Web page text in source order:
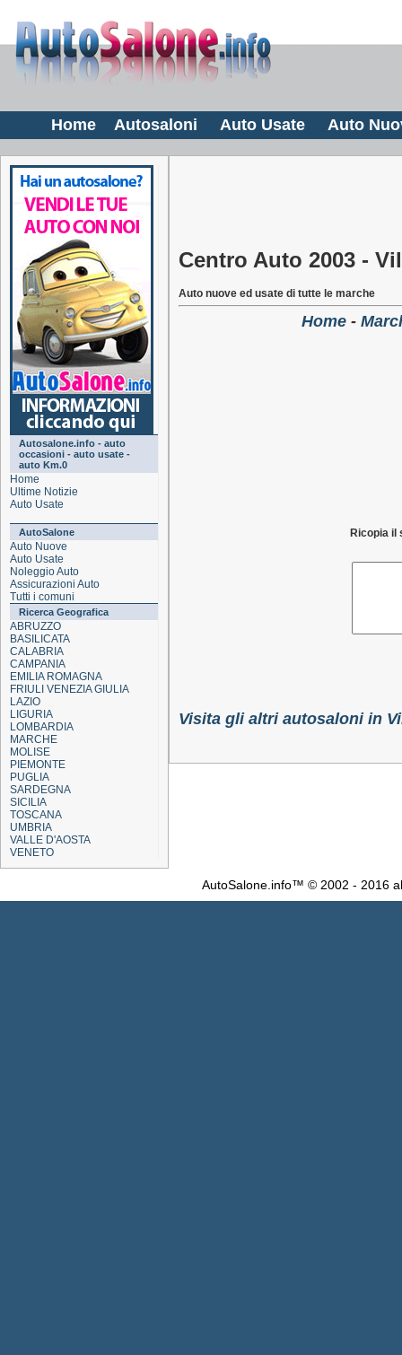
Home Autosaloni Auto Usate Auto
Autosalone.info - auto
occasioni - auto usate -
auto Km.0
Home
Ultime Notizie
Auto Usate
AutoSalone
Auto Nuove
Auto Usate
Noleggio Auto
Assicurazioni Auto
Tutti i comuni
Ricerca Geografica
ABRUZZO
BASILICATA
CALABRIA
CAMPANIA
EMILIA ROMAGNA
FRIULI VENEZIA GIULIA
LAZIO
LIGURIA
LOMBARDIA
MARCHE
MOLISE
PIEMONTE
PUGLIA
SARDEGNA
SICILIA
TOSCANA
UMBRIA
VALLE D'AOSTA
VENETO
Centro Auto 2003 -
Auto nuove ed usate di tutte le marche
Home -
Ricopia il
Visita gli altri autosaloni in
AutoSalone.info™ © 2002 - 2016